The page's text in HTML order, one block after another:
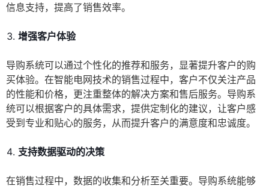
信息支持，提高了销售效率。
增强客户体验
导购系统可以通过个性化的推荐和服务，显著提升客户的购
买体验。在智能电网技术的销售过程中，客户不仅关注产品
的性能和价格，更注重整体的解决方案和售后服务。导购系
统可以根据客户的具体需求，提供定制化的建议，让客户感
受到专业和贴心的服务，从而提升客户的满意度和忠诚度。
支持数据驱动的决策
在销售过程中，数据的收集和分析至关重要。导购系统能够